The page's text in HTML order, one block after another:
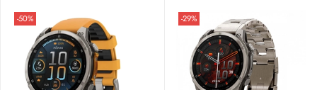
-50% -29%